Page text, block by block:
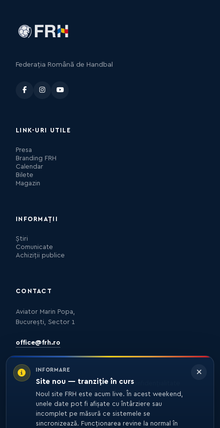
INFORMARE
Site nou — tranziție în curs
Noul site FRH este acum live. În acest weekend,
unele date pot fi afișate cu întârziere sau
incomplet pe măsură ce sistemele se
sincronizează. Funcționarea revine la normal în
Federația Română de Handbal
LINK-URI UTILE
Presa
Branding FRH
Calendar
Bilete
Magazin
INFORMAȚII
Știri
Comunicate
Achiziții publice
CONTACT
Aviator Marin Popa,
București, Sector 1
office@frh.ro
Protecția datelorPolitica de confidențialitate
Nota de informare
© 2026 FRH. TOATE DREPTURILE REZERVATE.